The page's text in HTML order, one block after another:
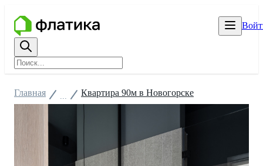
Главная Квартира 90м в Новогорске